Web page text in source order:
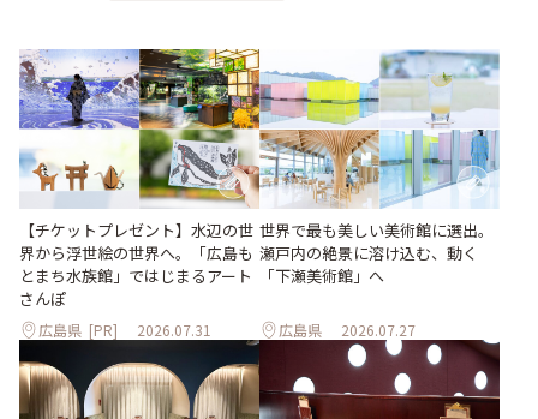
【チケットプレゼント】水辺の世
界から浮世絵の世界へ。「広島も
とまち水族館」ではじまるアート
さんぽ
広島県 [PR] 2026.07.31
世界で最も美しい美術館に選出。
瀬戸内の絶景に溶け込む、動く
「下瀬美術館」へ
広島県 2026.07.27